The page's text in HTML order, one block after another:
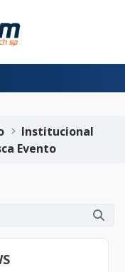
Institucional
Evento